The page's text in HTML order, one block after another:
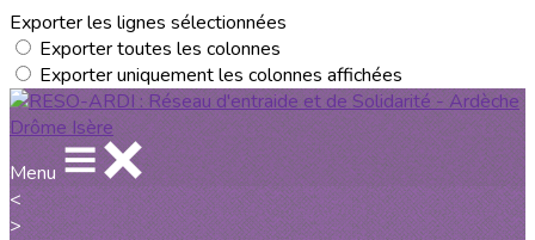
Exporter les lignes sélectionnées
Exporter toutes les colonnes
Exporter uniquement les colonnes affichées
Menu
<
>